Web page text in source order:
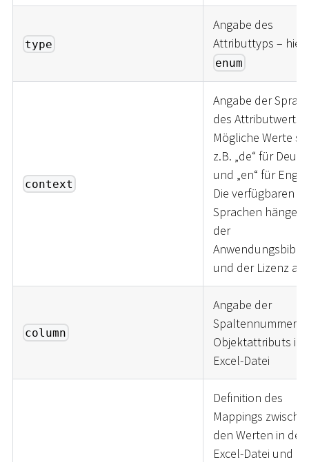
type
Angabe des
Attributtyps – hier
enum
context
Angabe der
des Attributwerts.
Mögliche Werte
z.B. „de“ für
und „en“ für
Die verfügbaren
Sprachen hängen
der
und der Lizenz ab.
column
Angabe der
Spaltennummer
Objektattributs in
Excel-Datei
Definition des
Mappings
den Werten in der
Excel-Datei und